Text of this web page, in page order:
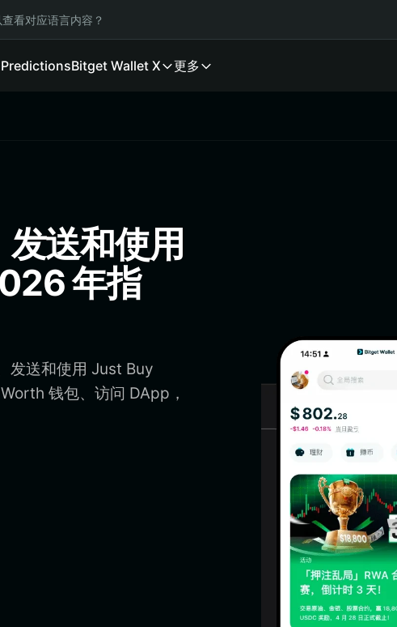
查看对应语言内容？
PredictionsBitget Wallet X 更多
送和使用
年指
发送和使用 Just Buy
钱包、访问 DApp，